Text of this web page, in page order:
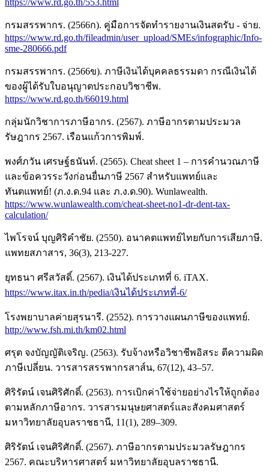
https://www.rd.go.th/553.html
กรมสรรพากร. (2566ก). คู่มือการจัดทำรายงานเงินสดรับ - จ่าย.
https://www.rd.go.th/fileadmin/user_upload/SMEs/infographic/Info-
sme-280666.pdf
กรมสรรพากร. (2566ข). ภาษีเงินได้บุคคลธรรมดา กรณีเงินได้
ของผู้ได้รับใบอนุญาตประกอบวิชาชีพ.
https://www.rd.go.th/66019.html
กลุ่มนักวิชาการภาษีอากร. (2567). ภาษีอากรตามประมวล
รัษฎากร 2567. เรือนแก้วการพิมพ์.
พงศ์ภวัน เศรษฐ์ธนันท์. (2565). Cheat sheet 1 – การคำนวณภาษี
และข้อควรระวังก่อนยื่นภาษี 2567 สำหรับแพทย์และ
ทันตแพทย์! (ภ.ง.ด.94 และ ภ.ง.ด.90). Wunlawealth.
https://www.wunlawealth.com/cheat-sheet-no1-dr-dent-tax-
calculation/
ไพโรจน์ บุญศิริคำชัย. (2550). อนาคตแพทย์ไทยกับการเสียภาษี.
แพทยสภาสาร, 36(3), 213-227.
ยุทธนา ศรีสวัสดิ์. (2567). เงินได้ประเภทที่ 6. iTAX.
https://www.itax.in.th/pedia/เงินได้ประเภทที่-6/
โรงพยาบาลค่ายสุรนารี. (2552). การวางแผนภาษีของแพทย์.
http://www.fsh.mi.th/km02.html
ศรุต จงบัญญัติเจริญ. (2563). รับจ้างหรือวิชาชีพอิสระ ตีความผิด
ภาษีเปลี่ยน. วารสารสรรพากรสาส์น, 67(12), 43–57.
ศิริรัตน์ เจนศิริศักดิ์. (2563). การเบิกค่าใช้จ่ายอย่างไรให้ถูกต้อง
ตามหลักภาษีอากร. วารสารมนุษยศาสตร์และสังคมศาสตร์
มหาวิทยาลัยอุบลราชธานี, 11(1), 289–309.
ศิริรัตน์ เจนศิริศักดิ์. (2567). ภาษีอากรตามประมวลรัษฎากร
2567. คณะบริหารศาสตร์ มหาวิทยาลัยอุบลราชธานี.